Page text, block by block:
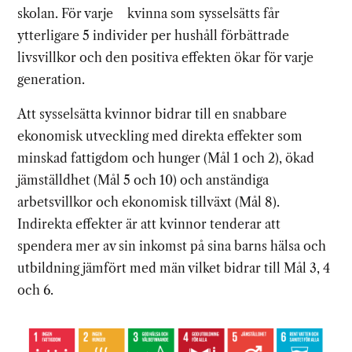
skolan. För varje kvinna som sysselsätts får
ytterligare 5 individer per hushåll förbättrade
livsvillkor och den positiva effekten ökar för varje
generation.
Att sysselsätta kvinnor bidrar till en snabbare
ekonomisk utveckling med direkta effekter som
minskad fattigdom och hunger (Mål 1 och 2), ökad
jämställdhet (Mål 5 och 10) och anständiga
arbetsvillkor och ekonomisk tillväxt (Mål 8).
Indirekta effekter är att kvinnor tenderar att
spendera mer av sin inkomst på sina barns hälsa och
utbildning jämfört med män vilket bidrar till Mål 3, 4
och 6.